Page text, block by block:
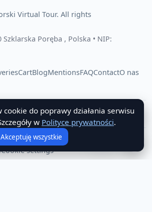
Virtual Tour. All rights
Szklarska Poręba , Polska • NIP:
CartBlogMentionsFAQContactO nas
i upominkówTania hurtownia importowa
termsZwroty i reklamacje
Cookie settings
🔔
cookie do poprawy działania serwisu
w Polityce prywatności.
Akceptuję wszystkie